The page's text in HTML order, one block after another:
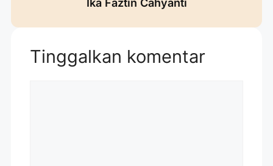
Ika Faztin Cahyanti
Tinggalkan komentar